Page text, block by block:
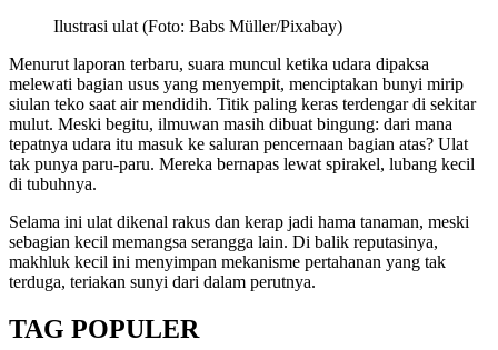
Ilustrasi ulat (Foto: Babs Müller/Pixabay)
Menurut laporan terbaru, suara muncul ketika udara dipaksa
melewati bagian usus yang menyempit, menciptakan bunyi mirip
siulan teko saat air mendidih. Titik paling keras terdengar di sekitar
mulut. Meski begitu, ilmuwan masih dibuat bingung: dari mana
tepatnya udara itu masuk ke saluran pencernaan bagian atas? Ulat
tak punya paru-paru. Mereka bernapas lewat spirakel, lubang kecil
di tubuhnya.
Selama ini ulat dikenal rakus dan kerap jadi hama tanaman, meski
sebagian kecil memangsa serangga lain. Di balik reputasinya,
makhluk kecil ini menyimpan mekanisme pertahanan yang tak
terduga, teriakan sunyi dari dalam perutnya.
TAG POPULER